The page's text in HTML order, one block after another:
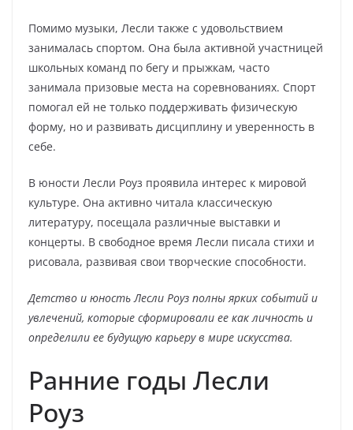
Помимо музыки, Лесли также с удовольствием
занималась спортом. Она была активной участницей
школьных команд по бегу и прыжкам, часто
занимала призовые места на соревнованиях. Спорт
помогал ей не только поддерживать физическую
форму, но и развивать дисциплину и уверенность в
себе.
В юности Лесли Роуз проявила интерес к мировой
культуре. Она активно читала классическую
литературу, посещала различные выставки и
концерты. В свободное время Лесли писала стихи и
рисовала, развивая свои творческие способности.
Детство и юность Лесли Роуз полны ярких событий и
увлечений, которые сформировали ее как личность и
определили ее будущую карьеру в мире искусства.
Ранние годы Лесли
Роуз